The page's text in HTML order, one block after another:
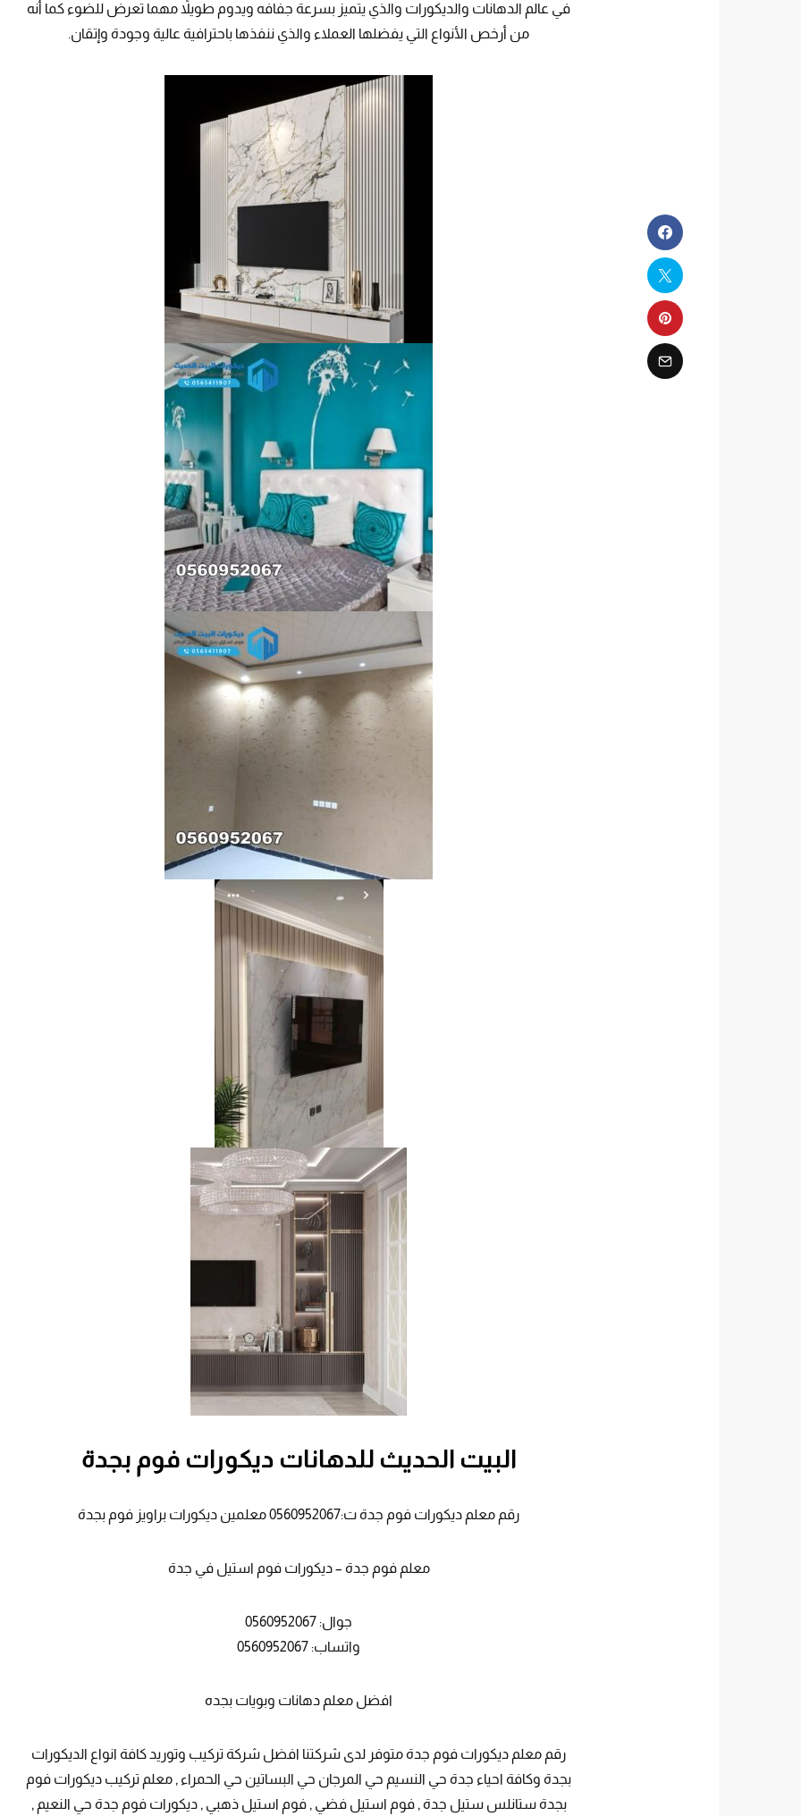
في عالم الدهانات والديكورات والذي يتميز بسرعة جفافه ويدوم طويلاً مهما تعرض للضوء كما أنه
من أرخص الأنواع التي يفضلها العملاء والذي ننفذها باحترافية عالية وجودة وإتقان.
البيت الحديث للدهانات ديكورات فوم بجدة
رقم معلم ديكورات فوم جدة ت:0560952067 معلمين ديكورات براويز فوم بجدة
معلم فوم جدة – ديكورات فوم استيل في جدة
جوال: 0560952067
واتساب: 0560952067
افضل معلم دهانات وبويات بجده
رقم معلم ديكورات فوم جدة متوفر لدى شركتنا افضل شركة تركيب وتوريد كافة انواع الديكورات
بجدة وكافة احياء جدة حي النسيم حي المرجان حي البساتين حي الحمراء , معلم تركيب ديكورات فوم
بجدة ستانلس ستيل جدة , فوم استيل فضي , فوم استيل ذهبي , ديكورات فوم جدة حي النعيم ,